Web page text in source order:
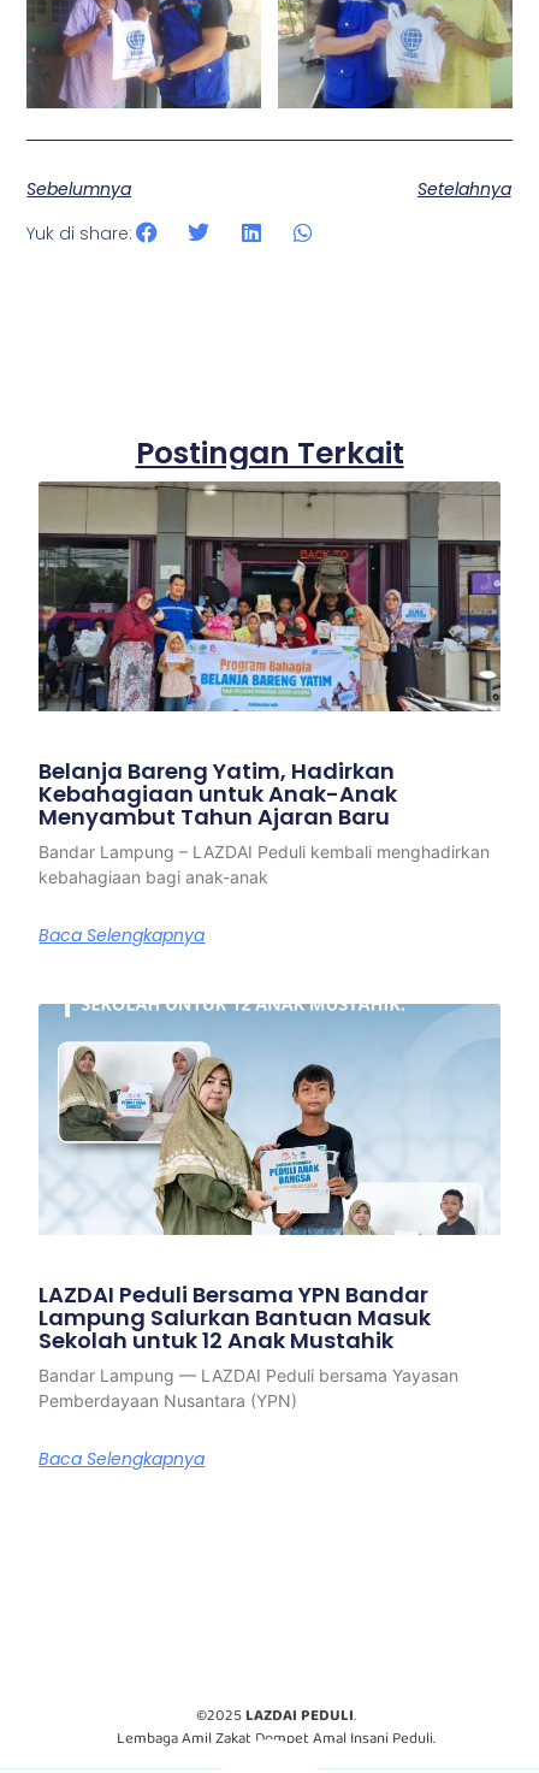
Sebelumnya
Setelahnya
Yuk di share:
Postingan Terkait
Belanja Bareng Yatim, Hadirkan
Kebahagiaan untuk Anak-Anak
Menyambut Tahun Ajaran Baru
Bandar Lampung – LAZDAI Peduli kembali menghadirkan
kebahagiaan bagi anak-anak
Baca Selengkapnya
LAZDAI Peduli Bersama YPN Bandar
Lampung Salurkan Bantuan Masuk
Sekolah untuk 12 Anak Mustahik
Bandar Lampung — LAZDAI Peduli bersama Yayasan
Pemberdayaan Nusantara (YPN)
Baca Selengkapnya
©2025LAZDAI PEDULI.
Lembaga Amil Zakat Dompet Amal Insani Peduli.